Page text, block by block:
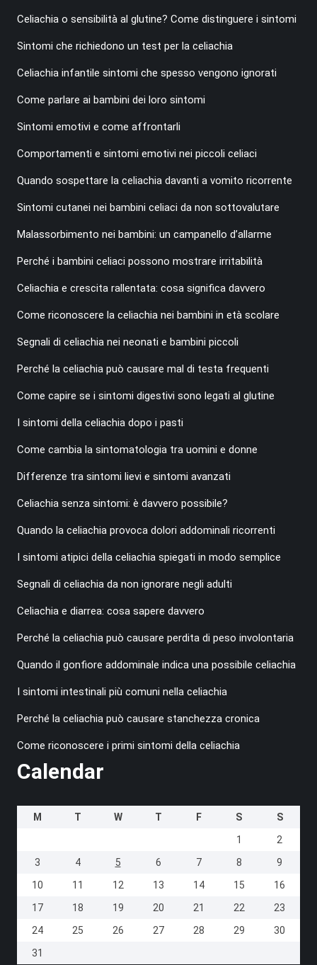
Celiachia o sensibilità al glutine? Come distinguere i sintomi
Sintomi che richiedono un test per la celiachia
Celiachia infantile sintomi che spesso vengono ignorati
Come parlare ai bambini dei loro sintomi
Sintomi emotivi e come affrontarli
Comportamenti e sintomi emotivi nei piccoli celiaci
Quando sospettare la celiachia davanti a vomito ricorrente
Sintomi cutanei nei bambini celiaci da non sottovalutare
Malassorbimento nei bambini: un campanello d’allarme
Perché i bambini celiaci possono mostrare irritabilità
Celiachia e crescita rallentata: cosa significa davvero
Come riconoscere la celiachia nei bambini in età scolare
Segnali di celiachia nei neonati e bambini piccoli
Perché la celiachia può causare mal di testa frequenti
Come capire se i sintomi digestivi sono legati al glutine
I sintomi della celiachia dopo i pasti
Come cambia la sintomatologia tra uomini e donne
Differenze tra sintomi lievi e sintomi avanzati
Celiachia senza sintomi: è davvero possibile?
Quando la celiachia provoca dolori addominali ricorrenti
I sintomi atipici della celiachia spiegati in modo semplice
Segnali di celiachia da non ignorare negli adulti
Celiachia e diarrea: cosa sapere davvero
Perché la celiachia può causare perdita di peso involontaria
Quando il gonfiore addominale indica una possibile celiachia
I sintomi intestinali più comuni nella celiachia
Perché la celiachia può causare stanchezza cronica
Come riconoscere i primi sintomi della celiachia
Calendar
M T W T F S
S
1
2
3
4 5 6 7 8
9
10
11 12 13 14 15
16
17
18 19 20 21 22
23
24
25 26 27 28 29
30
31